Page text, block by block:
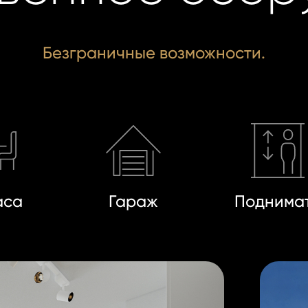
Безграничные возможности.
Гараж